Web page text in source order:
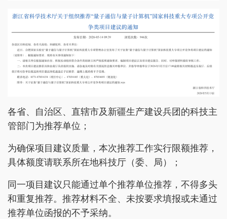
各省、自治区、直辖市及新疆生产建设兵团的科技主
管部门为推荐单位；
为确保项目建议质量，本次推荐工作实行限额推荐，
具体额度请联系所在地科技厅（委、局）；
同一项目建议只能通过单个推荐单位推荐，不得多头
和重复推荐。推荐材料不全、未按要求填报或未通过
推荐单位函报的不予采纳。